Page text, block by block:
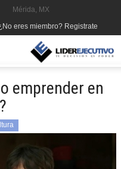
Mérida, MX
eres miembro? Registrate
emprender en